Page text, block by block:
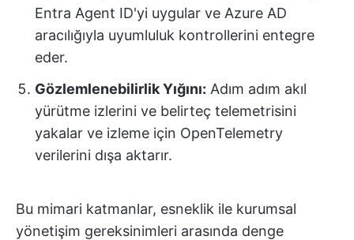
Entra Agent ID'yi uygular ve Azure AD
aracılığıyla uyumluluk kontrollerini entegre
eder.
Gözlemlenebilirlik Yığını: Adım adım akıl
yürütme izlerini ve belirteç telemetrisini
yakalar ve izleme için OpenTelemetry
verilerini dışa aktarır.
Bu mimari katmanlar, esneklik ile kurumsal
yönetişim gereksinimleri arasında denge